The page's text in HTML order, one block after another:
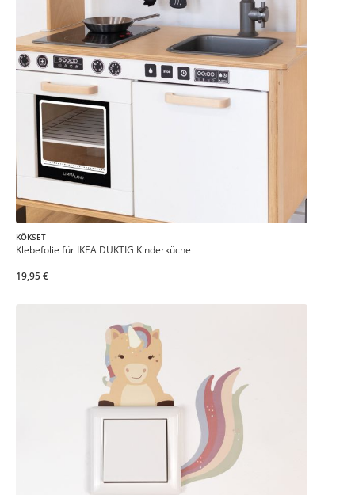
KÖKSET
Klebefolie für IKEA DUKTIG Kinderküche
19,95 €